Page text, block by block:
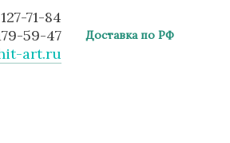
71-84
59-47
art.ru
Доставка по РФ